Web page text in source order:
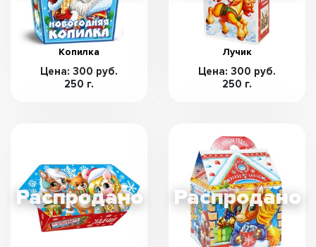
Копилка
Цена: 300 руб.
250 г.
Лучик
Цена: 300 руб.
250 г.